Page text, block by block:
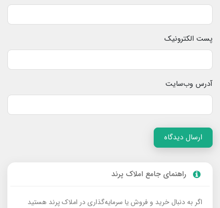
پست الکترونیک
آدرس وب‌سایت
ارسال دیدگاه
راهنمای جامع املاک پرند
اگر به دنبال خرید و فروش یا سرمایه‌گذاری در املاک پرند هستید